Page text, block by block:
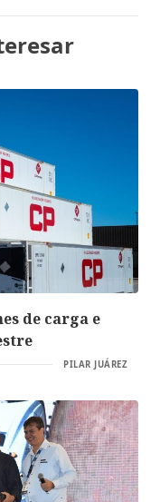
de carga e
PILAR JUÁREZ